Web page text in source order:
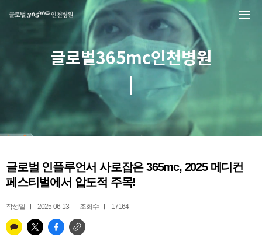
글로벌365mc인천병원
글로벌 인플루언서 사로잡은 365mc, 2025 메디컨
페스티벌에서 압도적 주목!
작성일 2025-06-13 조회수 17164